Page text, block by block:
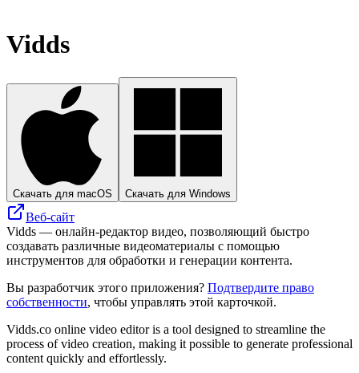
Vidds
Скачать для macOS Скачать для Windows
Веб-сайт
Vidds — онлайн-редактор видео, позволяющий быстро
создавать различные видеоматериалы с помощью
инструментов для обработки и генерации контента.
Вы разработчик этого приложения? Подтвердите право
собственности, чтобы управлять этой карточкой.
Vidds.co online video editor is a tool designed to streamline the
process of video creation, making it possible to generate professional
content quickly and effortlessly.